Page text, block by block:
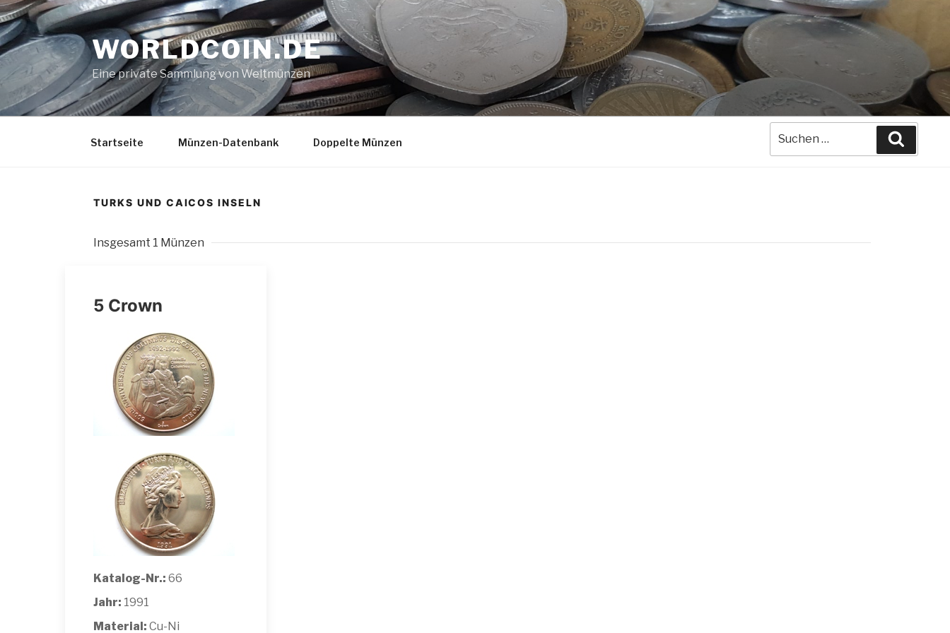
Zum
Inhalt
springen
WORLDCOIN.DE
Eine private Sammlung von Weltmünzen
Startseite Münzen-Datenbank Doppelte Münzen
Suche
nach:
TURKS UND CAICOS INSELN
Insgesamt 1 Münzen
5 Crown
Katalog-Nr.: 66
Jahr: 1991
Material: Cu-Ni